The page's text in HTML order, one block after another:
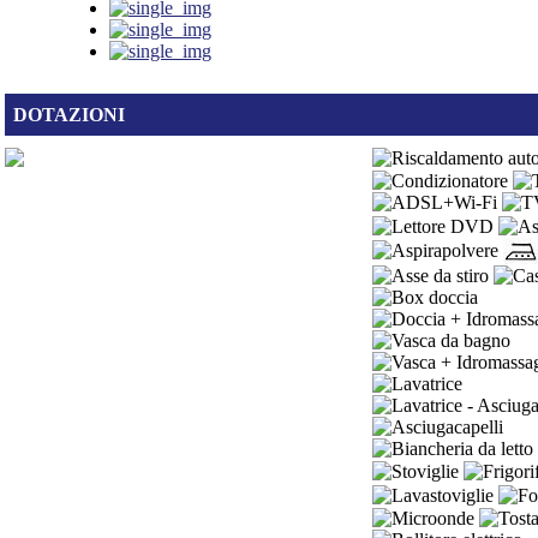
DOTAZIONI